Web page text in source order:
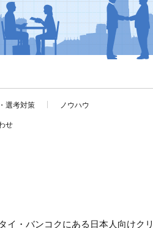
選考対策
ノウハウ
せ
タイ・バンコクにある日本人向けク